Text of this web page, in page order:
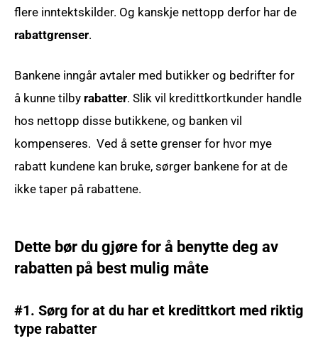
flere inntektskilder. Og kanskje nettopp derfor har de
rabattgrenser.
Bankene inngår avtaler med butikker og bedrifter for
å kunne tilby rabatter. Slik vil kredittkortkunder handle
hos nettopp disse butikkene, og banken vil
kompenseres. Ved å sette grenser for hvor mye
rabatt kundene kan bruke, sørger bankene for at de
ikke taper på rabattene.
Dette bør du gjøre for å benytte deg av
rabatten på best mulig måte
#1. Sørg for at du har et kredittkort med riktig
type rabatter